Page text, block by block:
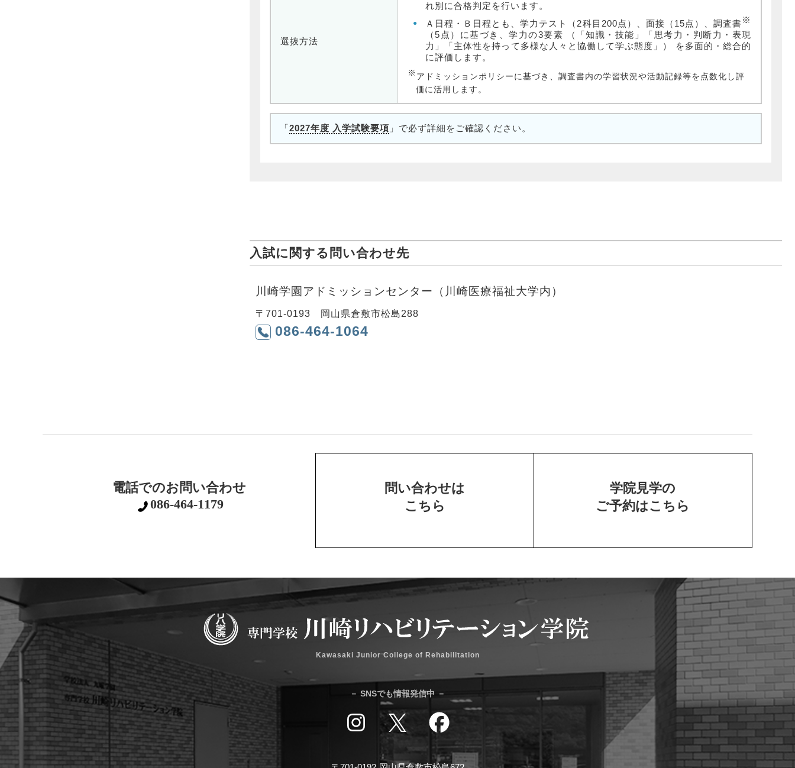
選抜方法
れ別に合格判定を行います。
Ａ日程・Ｂ日程とも、学力テスト（2科目200点）、面接（15点）、調査書※
（5点）に基づき、学力の3要素 （「知識・技能」「思考力・判断力・表現
力」「主体性を持って多様な人々と協働して学ぶ態度」） を多面的・総合的
に評価します。
※ アドミッションポリシーに基づき、調査書内の学習状況や活動記録等を点数化し評
価に活用します。
「2027年度 入学試験要項 」で必ず詳細をご確認ください。
入試に関する問い合わせ先
川崎学園アドミッションセンター（川崎医療福祉大学内）
〒701-0193 岡山県倉敷市松島288
086-464-1064
電話でのお問い合わせ
086-464-1179
問い合わせは
こちら
学院見学の
ご予約はこちら
Kawasaki Junior College of Rehabilitation
－ SNSでも情報発信中 －